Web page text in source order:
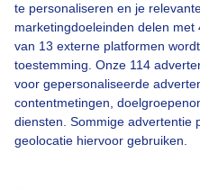
te personaliseren en je
marketingdoeleinden delen
van 13 externe platformen
toestemming. Onze 114
voor gepersonaliseerde
contentmetingen,
diensten. Sommige advertentie
geolocatie hiervoor gebruiken.
Over Buienradar
Bedrijfsgegevens